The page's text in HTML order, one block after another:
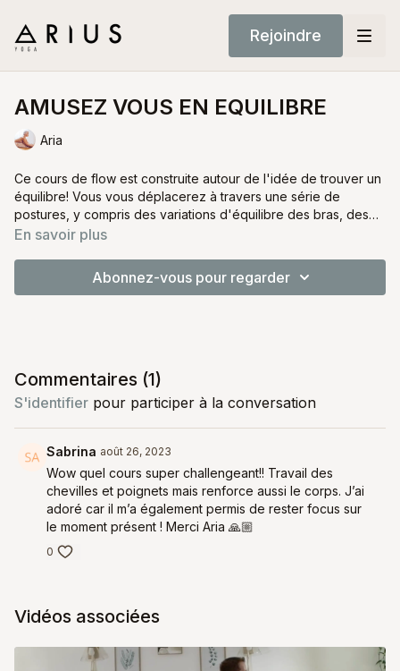
Rejoindre
AMUSEZ VOUS EN EQUILIBRE
Aria
Ce cours de flow est construite autour de l'idée de trouver un
équilibre! Vous vous déplacerez à travers une série de
postures, y compris des variations d'équilibre des bras, des
équilibres debout et des inversions.
Ce cours testera votre précision dans chaque posture.
En savoir plus
Abonnez-vous pour regarder
Commentaires (1)
S'identifier pour participer à la conversation
Sabrina août 26, 2023
Wow quel cours super challengeant!! Travail des
chevilles et poignets mais renforce aussi le corps. J’ai
adoré car il m’a également permis de rester focus sur
le moment présent ! Merci Aria 🙏🏼
0
Vidéos associées